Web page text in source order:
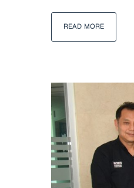
READ MORE